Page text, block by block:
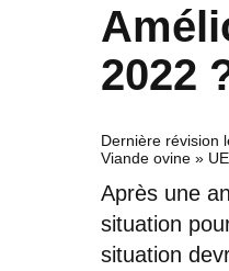
2022
Dernière révision
Viande ovine »
Après une
situation
situation